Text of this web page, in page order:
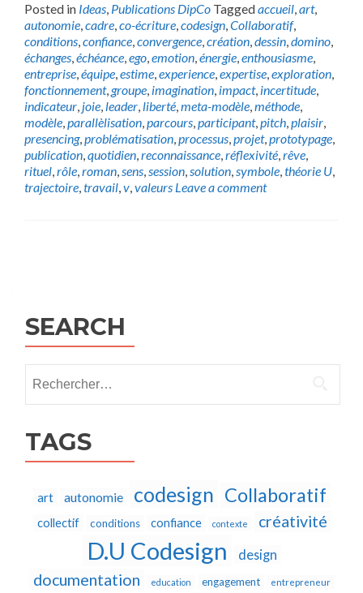
Posted in Ideas, Publications DipCo Taggedaccueil,art,
autonomie,cadre,co-écriture,codesign,Collaboratif,
conditions,confiance,convergence,création,dessin,domino,
échanges,échéance,ego,emotion,énergie,enthousiasme,
entreprise,équipe,estime,experience,expertise,exploration,
fonctionnement,groupe, imagination, impact, incertitude,
indicateur, joie, leader, liberté,meta-modèle,méthode,
modèle,parallèlisation,parcours,participant,pitch,plaisir,
presencing,problématisation,processus,projet,prototypage,
publication,quotidien,reconnaissance,réflexivité,rêve,
rituel,rôle,roman,sens,session,solution,symbole,théorie U,
trajectoire,travail,v,valeurs Leave a comment
SEARCH
TAGS
art autonomie codesign Collaboratif
collectif conditions confiance contexte créativité
D.U Codesign design
documentation education engagement entrepreneur